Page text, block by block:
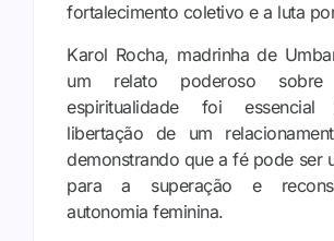
fortalecimento coletivo e a luta
Karol Rocha, madrinha de
um relato poderoso
espiritualidade foi
libertação de um
demonstrando que a fé pode ser
para a superação e
autonomia feminina.